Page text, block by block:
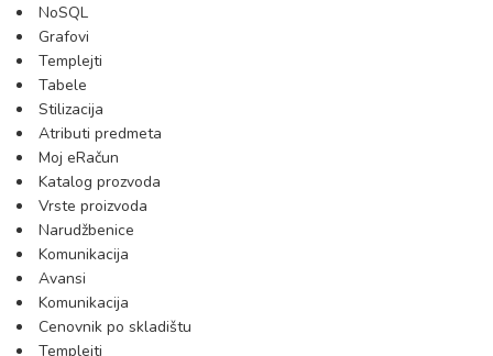
NoSQL
Grafovi
Templejti
Tabele
Stilizacija
Atributi predmeta
Moj eRačun
Katalog prozvoda
Vrste proizvoda
Narudžbenice
Komunikacija
Avansi
Komunikacija
Cenovnik po skladištu
Templejti